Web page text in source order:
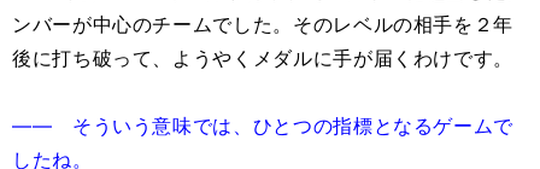
ンバーが中心のチームでした。そのレベルの相手を２年
後に打ち破って、ようやくメダルに手が届くわけです。
―― そういう意味では、ひとつの指標となるゲームで
したね。